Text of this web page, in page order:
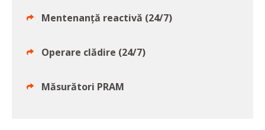
Mentenanță reactivă (24/7)
Operare clădire (24/7)
Măsurători PRAM